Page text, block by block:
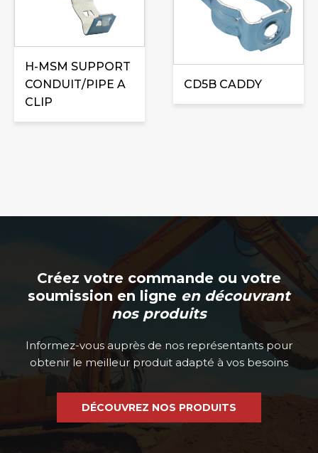
H-MSM SUPPORT
CONDUIT/PIPE A
CLIP
CD5B CADDY
Créez votre commande ou votre
soumission en ligne en découvrant
nos produits
Informez-vous auprès de nos représentants pour
obtenir le meilleur produit adapté à vos besoins
DÉCOUVREZ NOS PRODUITS